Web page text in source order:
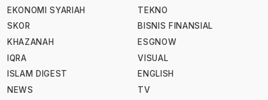
EKONOMI SYARIAH
SKOR
KHAZANAH
IQRA
ISLAM DIGEST
NEWS
TEKNO
BISNIS FINANSIAL
ESGNOW
VISUAL
ENGLISH
TV